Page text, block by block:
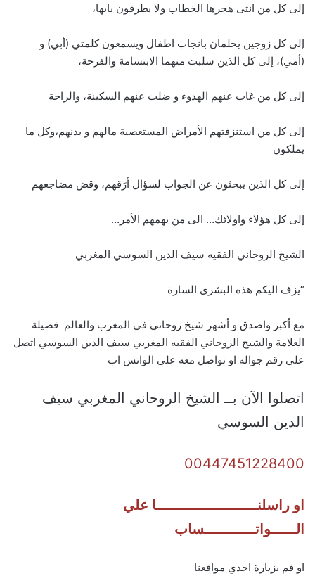
إلى كل من انثى هجرها الخطاب ولا يطرقون بابها،
إلى كل زوجين يحلمان بانجاب اطفال ويسمعون كلمتي (أبي) و
(أمي)، إلى كل الذين سلبت منهما الابتسامة والفرحة،
إلى كل من غاب عنهم الهدوء و ضلت عنهم السكينة، والراحة
إلى كل من استنزفتهم الأمراض المستعصية مالهم و بدنهم،وكل ما
يملكون
إلى كل الذين يبحثون عن الجواب لسؤال أرَقهم، وقض مضاجعهم
إلى كل هؤلاء واولائك… الى من يهمهم الأمر…
الشيخ الروحاني الفقيه سيف الدين السوسي المغربي
“يزف اليكم هذه البشرى السارة
مع أكبر واصدق و أشهر شيخ روحاني في المغرب والعالم فضيلة
العلامة والشيخ الروحاني الفقيه المغربي سيف الدين السوسي اتصل
علي رقم جواله او تواصل معه علي الواتس اب
اتصلوا الآن بــ الشيخ الروحاني المغربي سيف
الدين السوسي
00447451228400
او راسلنــــــــــــــــــــــــا علي
الــــــواتــــــــــــساب
او قم بزيارة احدي مواقعنا